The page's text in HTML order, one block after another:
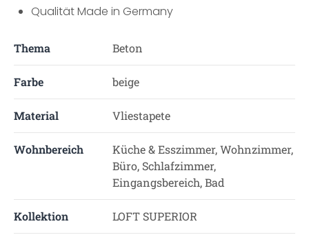
Qualität Made in Germany
Thema Beton
Farbe beige
Material Vliestapete
Wohnbereich
Küche & Esszimmer, Wohnzimmer,
Büro, Schlafzimmer,
Eingangsbereich, Bad
Kollektion LOFT SUPERIOR